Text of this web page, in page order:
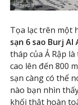
Tọa lạc trên một
sạn 6 sao Burj Al
tháp của Ả Rập
cao lên đến 800
sạn càng có thể
nào bạn nhìn
khối thật hoàn